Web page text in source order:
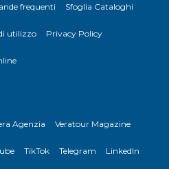
frequenti Sfoglia Cataloghi
utilizzo Privacy Policy
Agenzia Veratour Magazine
TikTok Telegram LinkedIn